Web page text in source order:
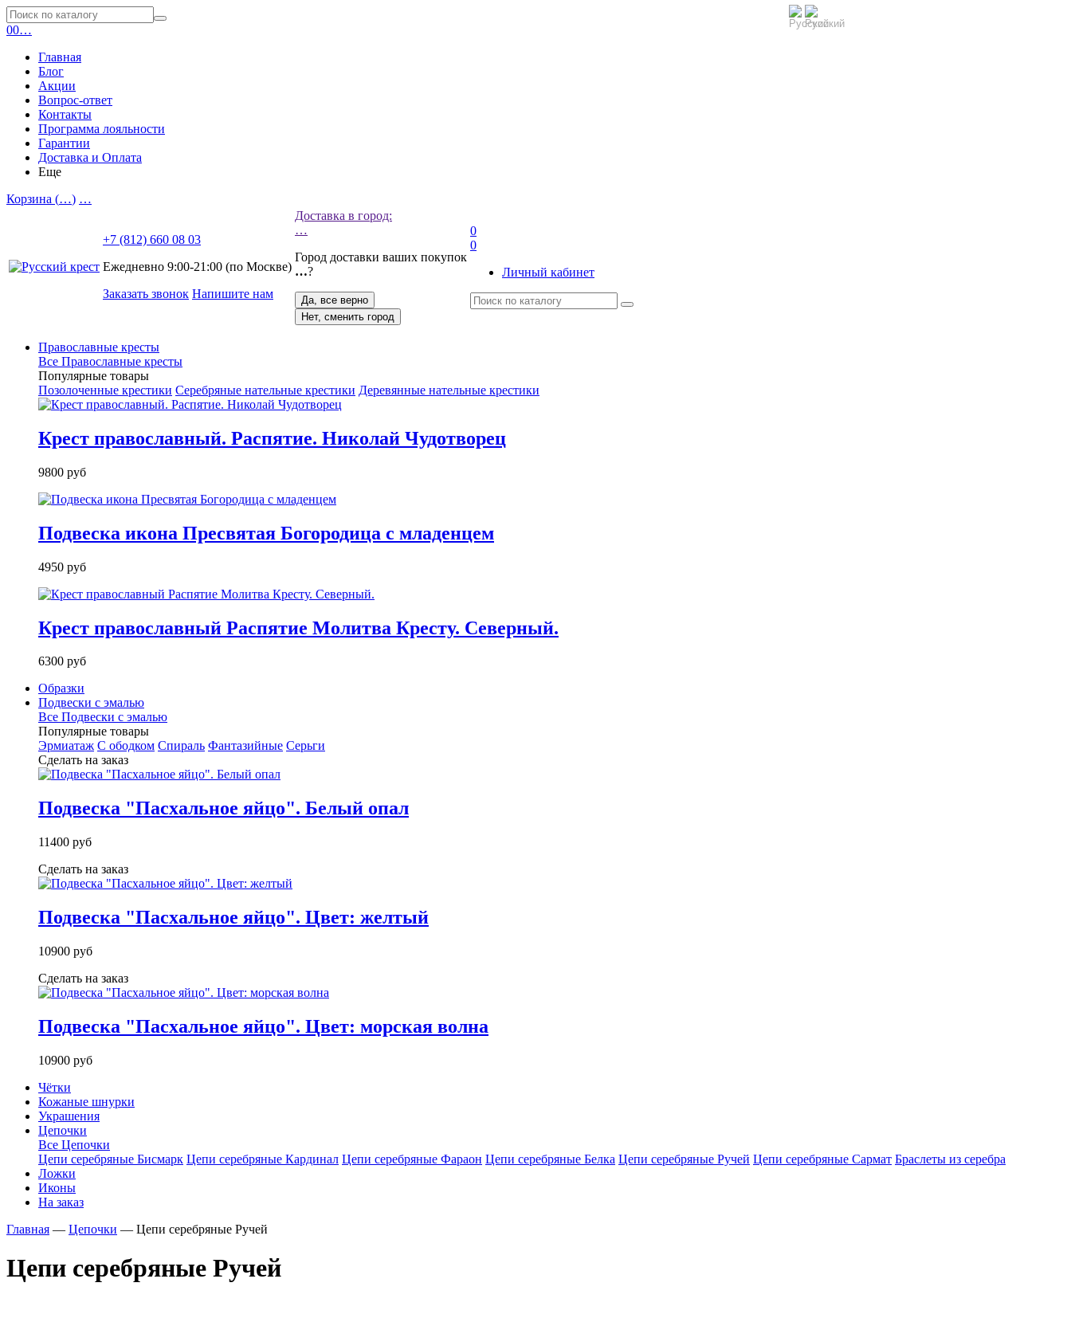
00…
Главная
Блог
Акции
Вопрос-ответ
Контакты
Программа лояльности
Гарантии
Доставка и Оплата
Еще
Корзина (…) …
+7 (812) 660 08 03
Ежедневно 9:00-21:00 (по Москве)
Заказать звонок Напишите нам
Доставка в город:
…
Город доставки ваших покупок
…?
Да, все верно
Нет, сменить город
0
0
Личный кабинет
Православные кресты
Все Православные кресты
Популярные товары
Позолоченные крестики Серебряные нательные крестики Деревянные нательные крестики
Крест православный. Распятие. Николай Чудотворец
9800 руб
Подвеска икона Пресвятая Богородица с младенцем
4950 руб
Крест православный Распятие Молитва Кресту. Северный.
6300 руб
Образки
Подвески с эмалью
Все Подвески с эмалью
Популярные товары
Эрмиатаж С ободком Спираль Фантазийные Серьги
Сделать на заказ
Подвеска "Пасхальное яйцо". Белый опал
11400 руб
Сделать на заказ
Подвеска "Пасхальное яйцо". Цвет: желтый
10900 руб
Сделать на заказ
Подвеска "Пасхальное яйцо". Цвет: морская волна
10900 руб
Чётки
Кожаные шнурки
Украшения
Цепочки
Все Цепочки
Цепи серебряные Бисмарк Цепи серебряные Кардинал Цепи серебряные Фараон Цепи серебряные Белка Цепи серебряные Ручей Цепи серебряные Сармат Браслеты из серебра
Ложки
Иконы
На заказ
Главная — Цепочки — Цепи серебряные Ручей
Цепи серебряные Ручей